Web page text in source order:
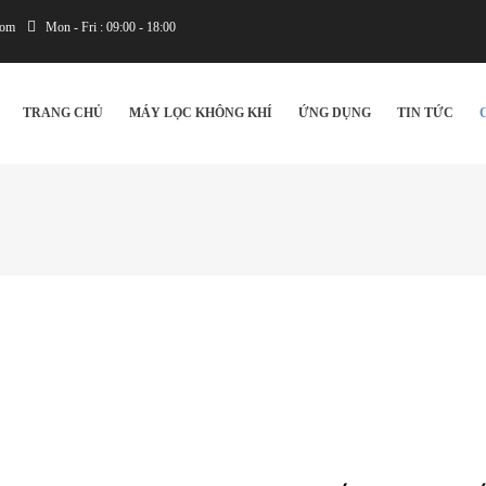
Mon - Fri : 09:00 - 18:00
TRANG CHỦ MÁY LỌC KHÔNG KHÍ ỨNG DỤNG TIN TỨC